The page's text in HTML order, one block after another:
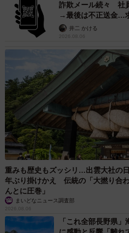
詐欺メール続々 社
→最後は不正送金…
提」の対策
井二 かける
2026.08.06
重みも歴史もズッシリ…出雲大社の
年ぶり掛けかえ 伝統の「大撚り合
んとに圧巻」
まいどなニュース調査部
2026.08.06
「これ全部長野県